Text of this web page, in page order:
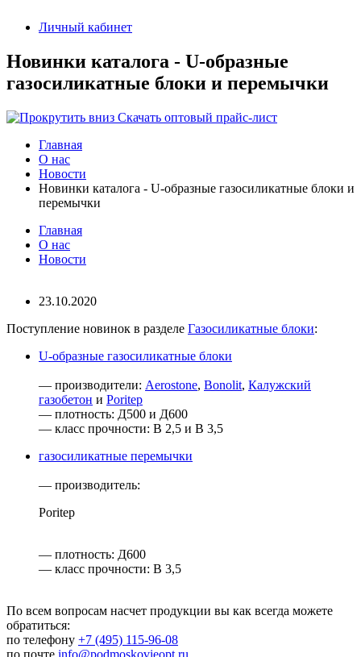
Личный кабинет
Новинки каталога - U-образные
газосиликатные блоки и перемычки
Скачать оптовый прайс-лист
Главная
О нас
Новости
Новинки каталога - U-образные газосиликатные блоки и
перемычки
Главная
О нас
Новости
23.10.2020
Поступление новинок в разделе Газосиликатные блоки:
U-образные газосиликатные блоки
— производители: Aerostone, Bonolit, Калужский
газобетон и Poritep
— плотность: Д500 и Д600
— класс прочности: B 2,5 и B 3,5
газосиликатные перемычки
— производитель:
Poritep
— плотность: Д600
— класс прочности: B 3,5
По всем вопросам насчет продукции вы как всегда можете
обратиться:
по телефону +7 (495) 115-96-08
по почте info@podmoskovieopt.ru